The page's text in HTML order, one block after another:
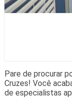
Pare de procurar
Cruzes! Você
de especialistas